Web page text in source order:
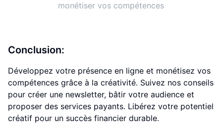
monétiser vos compétences
Conclusion:
Développez votre présence en ligne et monétisez vos
compétences grâce à la créativité. Suivez nos conseils
pour créer une newsletter, bâtir votre audience et
proposer des services payants. Libérez votre potentiel
créatif pour un succès financier durable.